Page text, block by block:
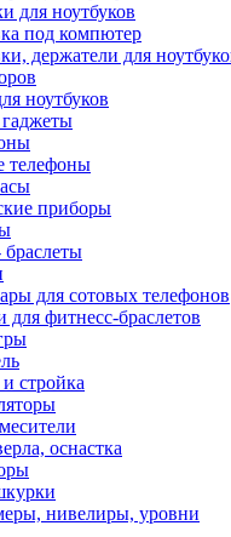
для ноутбуков
под компютер
держатели для
ноутбуков
телефоны
приборы
для сотовых телефонов
для фитнесс-браслетов
стройка
оснастка
нивелиры, уровни